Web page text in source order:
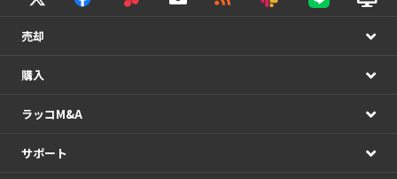
売却
購入
ラッコM&A
サポート